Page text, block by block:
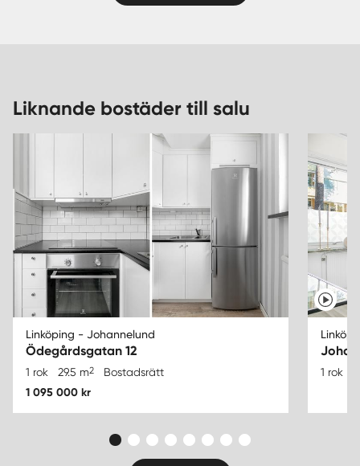
Liknande bostäder till salu
Linköping - Johannelund
Ödegårdsgatan 12
1 rok 29.5 m2 Bostadsrätt
1 095 000 kr
1 rok